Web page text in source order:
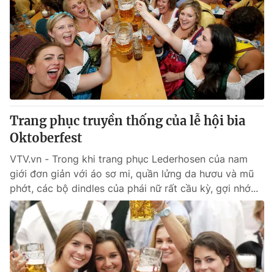
Trang phục truyền thống của lễ hội bia
Oktoberfest
VTV.vn - Trong khi trang phục Lederhosen của nam
giới đơn giản với áo sơ mi, quần lửng da hươu và mũ
phớt, các bộ dindles của phái nữ rất cầu kỳ, gợi nhớ...